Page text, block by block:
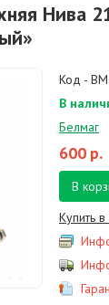
Нива
Код -
В
Белмаг
600 р.
В
Купить